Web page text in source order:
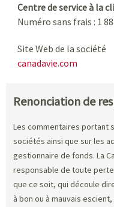
Centre de service à la
Numéro sans frais : 1
Site Web de la société
canadavie.com
Renonciation de
Les commentaires portant
sociétés ainsi que sur les
gestionnaire de fonds. La
responsable de toute
que ce soit, qui découle
à bon ou à mauvais